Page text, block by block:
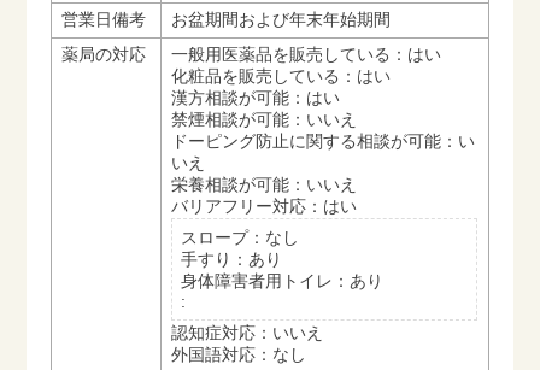
営業日備考
お盆期間および年末年始期間
薬局の対応
一般用医薬品を販売している：はい
化粧品を販売している：はい
漢方相談が可能：はい
禁煙相談が可能：いいえ
ドーピング防止に関する相談が可能：い
いえ
栄養相談が可能：いいえ
バリアフリー対応：はい
スロープ：なし
手すり：あり
身体障害者用トイレ：あり
:
認知症対応：いいえ
外国語対応：なし